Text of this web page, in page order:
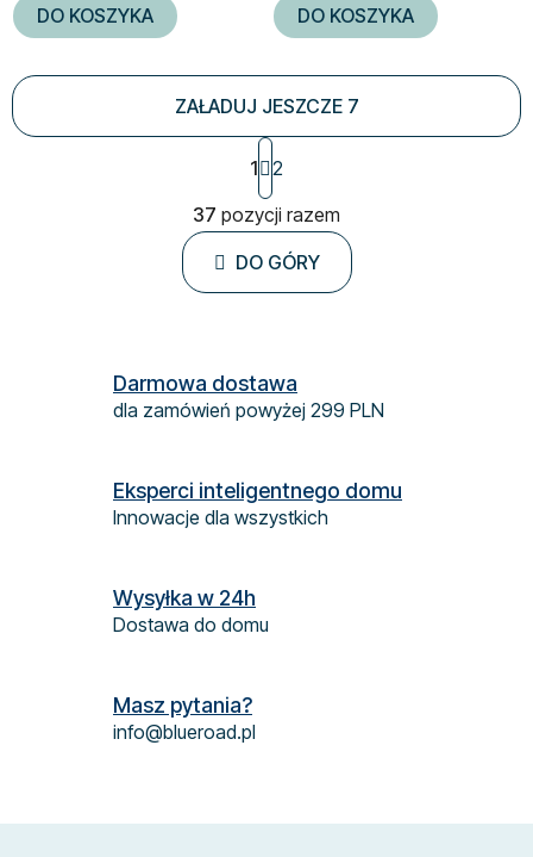
DO KOSZYKA DO KOSZYKA
K
o
t
r
k
i
s
t
y
ZAŁADUJ JESZCZE 7
P
a
g
i
n
a
1
2
37 pozycji razem
DO GÓRY
Darmowa dostawa
dla zamówień powyżej 299 PLN
Eksperci inteligentnego domu
Innowacje dla wszystkich
Wysyłka w 24h
Dostawa do domu
Masz pytania?
info@blueroad.pl